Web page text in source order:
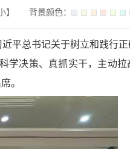
】 背景颜色：
平总书记关于树立和践行
学决策、真抓实干，主动拉
。